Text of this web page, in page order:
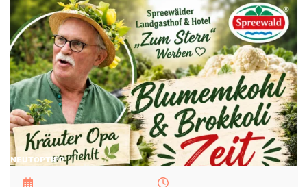
NEUTOPTIPP